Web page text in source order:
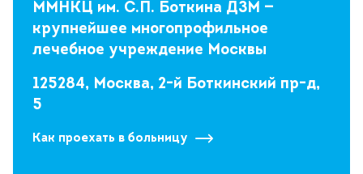
ММНКЦ им. С.П. Боткина ДЗМ —
крупнейшее многопрофильное
лечебное учреждение Москвы
125284, Москва, 2-й Боткинский пр-д,
5
Как проехать в больницу